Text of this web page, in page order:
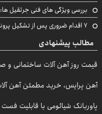
بررسی ویژگی های فنی جرثقیل ها:
۷ اقدام ضروری پس از تشکیل پرونده مواد مخدر؛ راهنمای خانواده‌ها
مطالب پیشنهادی
قیمت روز آهن آلات ساختمانی و
آهن پرایس، خرید مطمئن آهن
پاوربانک شیائومی با قابلیت